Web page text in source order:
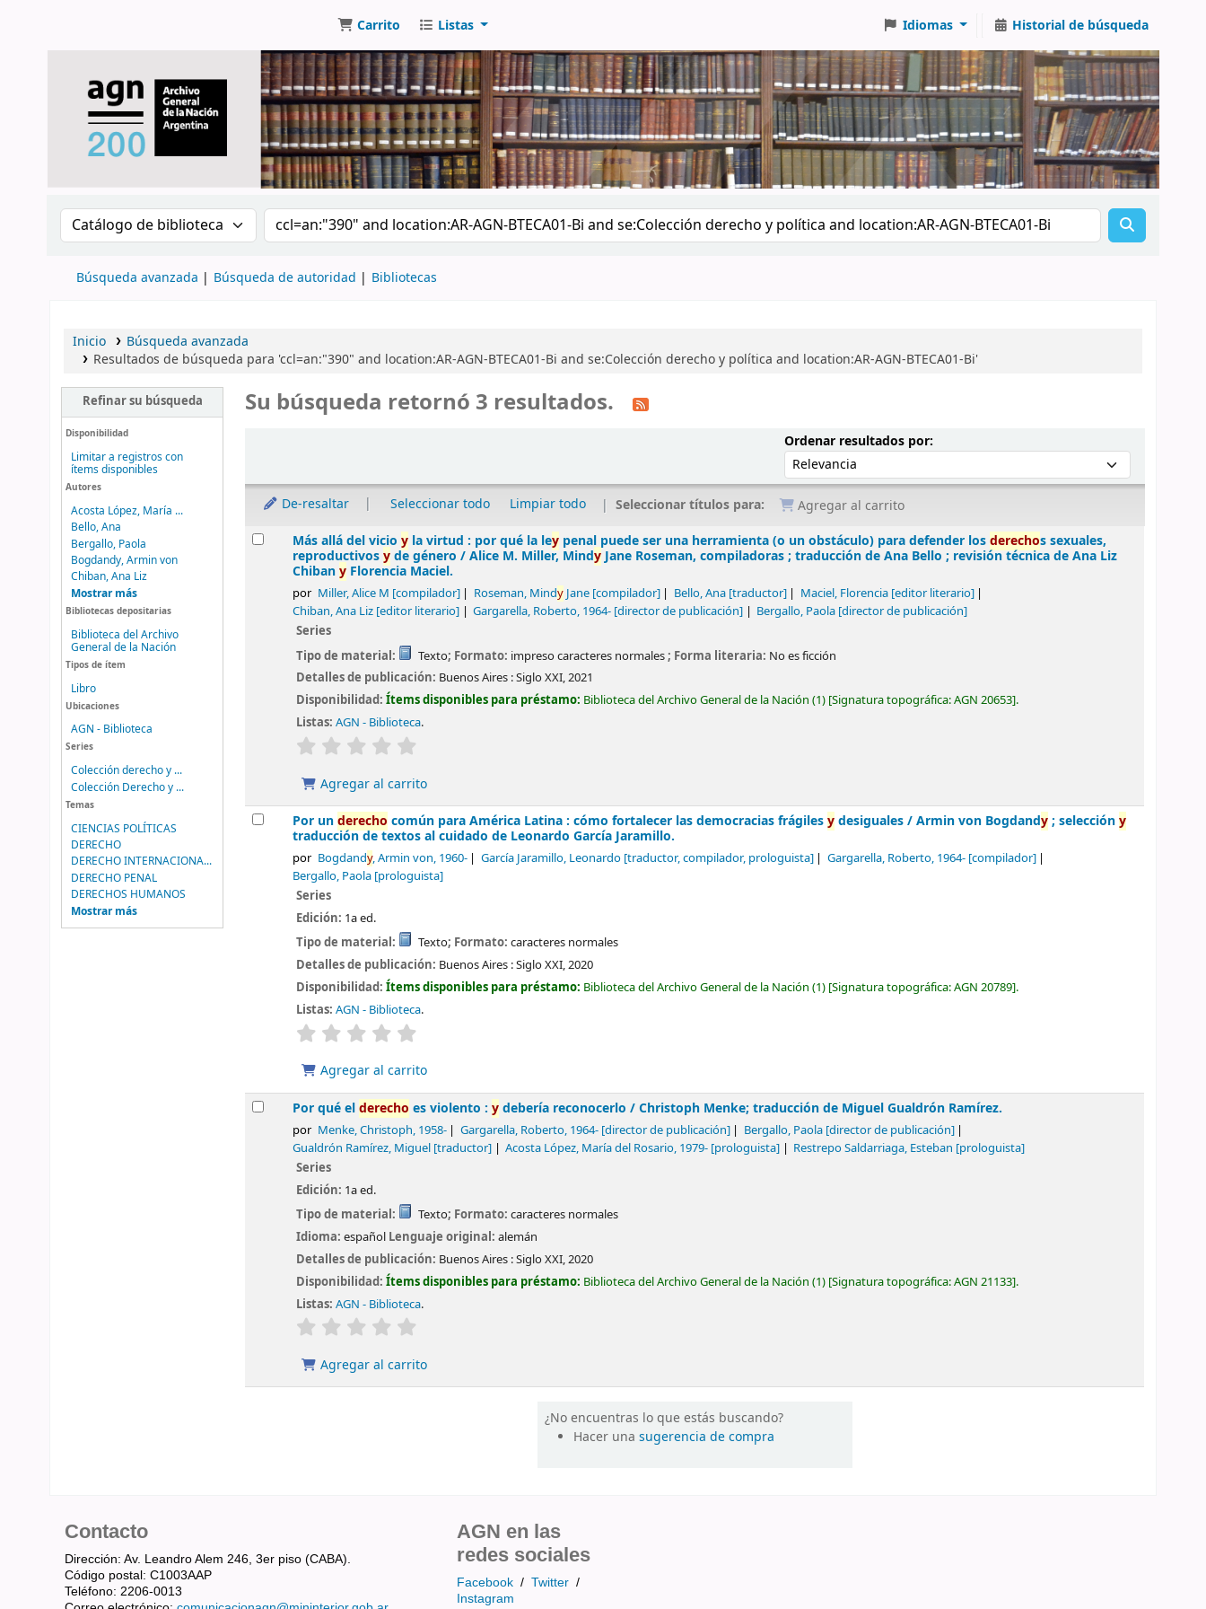
Carrito Listas Idiomas Historial de búsqueda
Buscar en el catálogo por: Buscar en el catálogo
Búsqueda avanzada Búsqueda de autoridad Bibliotecas
Inicio
Búsqueda avanzada
Resultados de búsqueda para 'ccl=an:"390" and location:AR-AGN-BTECA01-Bi and se:Colección derecho y política and location:AR-AGN-BTECA01-Bi'
Refinar su búsqueda
Disponibilidad
Limitar a registros con
ítems disponibles
Autores
Acosta López, María ...
Bello, Ana
Bergallo, Paola
Bogdandy, Armin von
Chiban, Ana Liz
Mostrar más
Bibliotecas depositarias
Biblioteca del Archivo
General de la Nación
Tipos de ítem
Libro
Ubicaciones
AGN - Biblioteca
Series
Colección derecho y ...
Colección Derecho y ...
Temas
CIENCIAS POLÍTICAS
DERECHO
DERECHO INTERNACIONA...
DERECHO PENAL
DERECHOS HUMANOS
Mostrar más
Su búsqueda retornó 3 resultados.
Ordenar resultados por:Ordenar por:
De-resaltar Seleccionar todo Limpiar todo Seleccionar títulos para:
Agregar al carrito
ResultadosMás allá del vicioy la virtud : por qué la ley penal puede ser una herramienta (o un obstáculo) para defender losderechos sexuales,
reproductivosyde género /Alice M. Miller, Mindy Jane Roseman, compiladoras ; traducción de Ana Bello ; revisión técnica de Ana Liz
Chibany Florencia Maciel.
por Miller, Alice M [compilador] Roseman, MindyJane[compilador] Bello, Ana[traductor] Maciel, Florencia[editor literario]
Chiban, Ana Liz [editor literario] Gargarella, Roberto, 1964- [director de publicación] Bergallo, Paola [director de publicación]
Series
Tipo de material:
Texto; Formato: impreso caracteres normales; Forma literaria: No es ficción
Detalles de publicación: Buenos Aires :Siglo XXI,2021
Disponibilidad:Ítems disponibles para préstamo: Biblioteca del Archivo General de la Nación (1) Signatura topográfica:AGN 20653 .
Listas: AGN - Biblioteca.
valoración
Agregar al carrito
Por underecho común para América Latina : cómo fortalecer las democracias frágilesydesiguales /Armin von Bogdandy; seleccióny
traducción de textos al cuidado de Leonardo García Jaramillo.
por Bogdandy, Armin von, 1960- García Jaramillo, Leonardo[traductor, compilador, prologuista] Gargarella, Roberto, 1964-[compilador]
Bergallo, Paola [prologuista]
Series
Edición: 1a ed.
Tipo de material:
Texto; Formato: caracteres normales
Detalles de publicación: Buenos Aires :Siglo XXI,2020
Disponibilidad:Ítems disponibles para préstamo: Biblioteca del Archivo General de la Nación (1) Signatura topográfica:AGN 20789 .
Listas: AGN - Biblioteca.
valoración
Agregar al carrito
Por qué elderecho es violento :ydebería reconocerlo /Christoph Menke; traducción de Miguel Gualdrón Ramírez.
por Menke, Christoph, 1958- Gargarella, Roberto, 1964-[director de publicación] Bergallo, Paola[director de publicación]
Gualdrón Ramírez, Miguel [traductor] Acosta López, María del Rosario, 1979- [prologuista] Restrepo Saldarriaga, Esteban [prologuista]
Series
Edición: 1a ed.
Tipo de material:
Texto; Formato: caracteres normales
Idioma:español Lenguaje original:alemán
Detalles de publicación: Buenos Aires :Siglo XXI,2020
Disponibilidad:Ítems disponibles para préstamo: Biblioteca del Archivo General de la Nación (1) Signatura topográfica:AGN 21133 .
Listas: AGN - Biblioteca.
valoración
Agregar al carrito
¿No encuentras lo que estás buscando?
Hacer unasugerencia de compra
Contacto
Dirección: Av. Leandro Alem 246, 3er piso (CABA).
Código postal: C1003AAP
Teléfono: 2206-0013
AGN en las
redes sociales
Facebook / Twitter /
Instagram